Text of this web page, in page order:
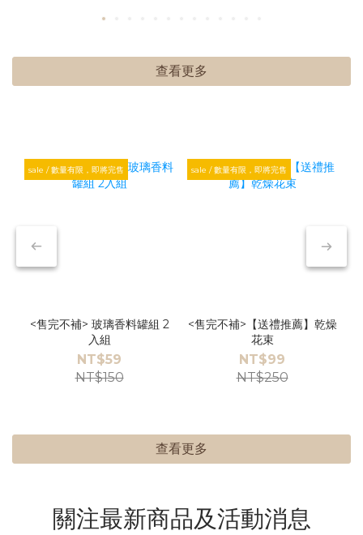
查看更多
sale / 數量有限，即將完售
<售完不補> 玻璃香料罐組 2
入組
NT$59
NT$150
sale / 數量有限，即將完售
<售完不補>【送禮推薦】乾燥
花束
NT$99
NT$250
查看更多
關注最新商品及活動消息